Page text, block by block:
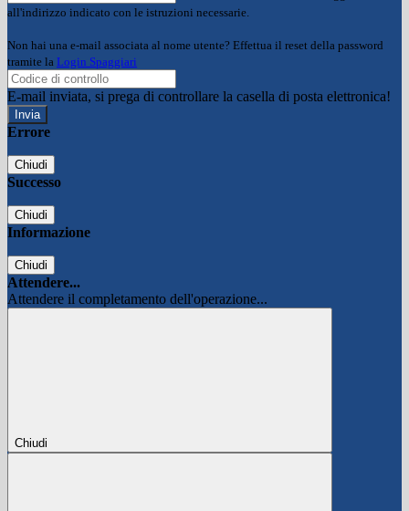
all'indirizzo indicato con le istruzioni necessarie.
Non hai una e-mail associata al nome utente? Effettua il reset della password
tramite la Login Spaggiari
E-mail inviata, si prega di controllare la casella di posta elettronica!
Errore
Chiudi
Successo
Chiudi
Informazione
Chiudi
Attendere...
Attendere il completamento dell'operazione...
Chiudi